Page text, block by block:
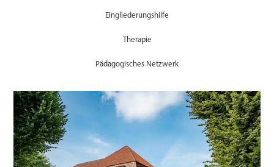
Eingliederungshilfe
Therapie
Pädagogisches Netzwerk